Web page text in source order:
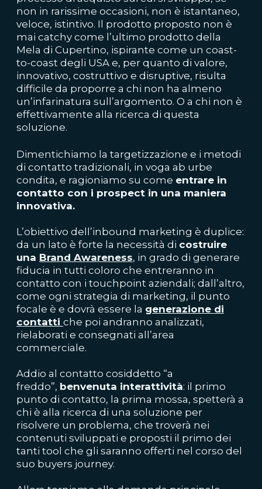
non in rarissime occasioni, non è istantaneo,
veloce, istintivo. Il prodotto proposto non è
mai catchy come l’ultimo prodotto della
Mela di Cupertino, ispirante come un coast-
to-coast degli USA e, per quanto di valore,
innovativo, costruttivo e disruptive, risulta
difficile da proporre a chi non ha almeno
un’infarinatura sull’argomento. O a chi non è
effettivamente alla ricerca di questa
soluzione.
Dimentichiamo la targetizzazione e i metodi
di contatto tradizionali, in voga ab urbe
condita, e ragioniamo su come entrare in
contatto con i prospect in una maniera
innovativa.
L’obiettivo dell’inbound marketing è duplice:
da un lato è forte la necessità di costruire
una Brand Awareness, in grado di generare
fiducia in tutti coloro che entreranno in
contatto con i touchpoint aziendali; dall’altro,
come ogni strategia di marketing, il punto
focale è e dovrà essere la generazione di
contatti che poi andranno analizzati,
rielaborati e consegnati all’area
commerciale.
Addio al contatto cosiddetto “a
freddo”, benvenuta interattività: il primo
punto di contatto, la prima mossa, spetterà a
chi è alla ricerca di una soluzione per
risolvere un problema, che troverà nei
contenuti sviluppati e proposti il primo dei
tanti tool che gli saranno offerti nel corso del
suo buyers journey.